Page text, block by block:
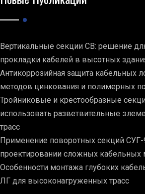
Вертикальные секции СВ: решение
прокладки кабелей в высотных
Антикоррозийная защита кабельных
методов цинкования и полимерных
Тройниковые и крестообразные
использовать разветвительные
трасс
Применение поворотных секций
проектировании сложных кабельных
Особенности монтажа глубоких
ЛГ для высоконагруженных трасс